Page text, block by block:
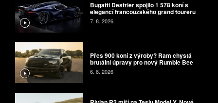
Bugatti Destrier spojilo 1 578 koní s
elegancí francouzského grand toureru
7. 8. 2026
Přes 900 koní z výroby? Ram chystá
brutální úpravy pro nový Rumble Bee
6. 8. 2026